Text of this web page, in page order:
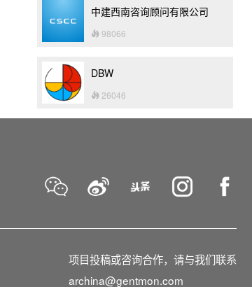
中建西南咨询顾问有限公司
98066
DBW
26046
项目投稿或咨询合作，请与我们联系
archina@gentmon.com